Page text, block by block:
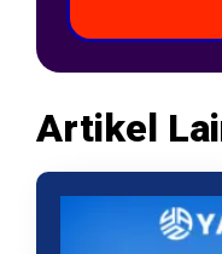
Artikel